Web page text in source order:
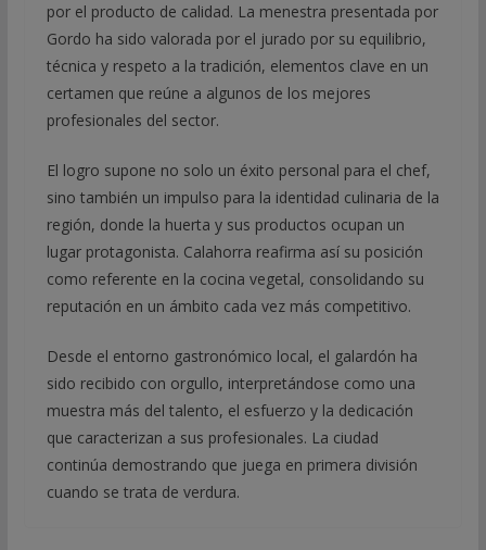
por el producto de calidad. La menestra presentada por
Gordo ha sido valorada por el jurado por su equilibrio,
técnica y respeto a la tradición, elementos clave en un
certamen que reúne a algunos de los mejores
profesionales del sector.
El logro supone no solo un éxito personal para el chef,
sino también un impulso para la identidad culinaria de la
región, donde la huerta y sus productos ocupan un
lugar protagonista. Calahorra reafirma así su posición
como referente en la cocina vegetal, consolidando su
reputación en un ámbito cada vez más competitivo.
Desde el entorno gastronómico local, el galardón ha
sido recibido con orgullo, interpretándose como una
muestra más del talento, el esfuerzo y la dedicación
que caracterizan a sus profesionales. La ciudad
continúa demostrando que juega en primera división
cuando se trata de verdura.